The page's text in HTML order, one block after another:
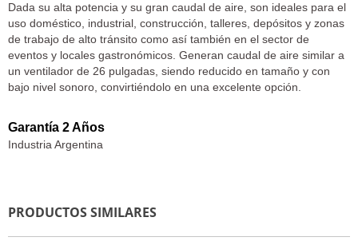
Dada su alta potencia y su gran caudal de aire, son ideales para el
uso doméstico, industrial, construcción, talleres, depósitos y zonas
de trabajo de alto tránsito como así también en el sector de
eventos y locales gastronómicos. Generan caudal de aire similar a
un ventilador de 26 pulgadas, siendo reducido en tamaño y con
bajo nivel sonoro, convirtiéndolo en una excelente opción.
Garantía 2 Años
Industria Argentina
PRODUCTOS SIMILARES